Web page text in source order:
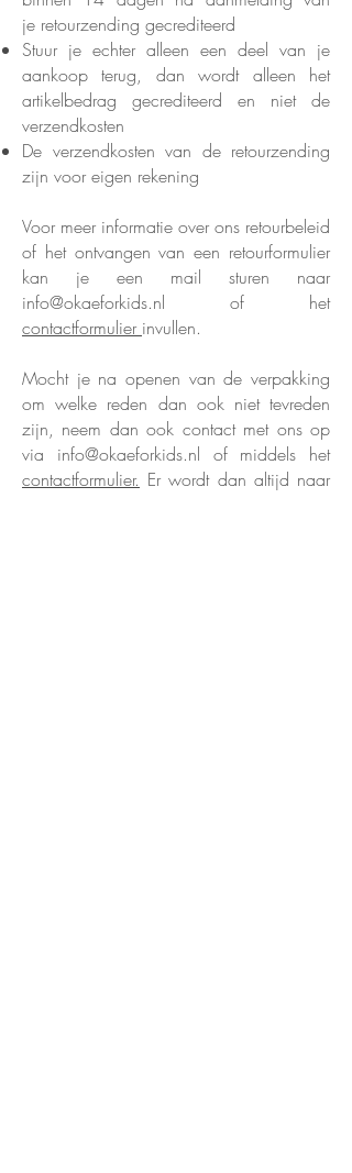
je retourzending gecrediteerd
Stuur je echter alleen een deel van je
aankoop terug, dan wordt alleen het
artikelbedrag gecrediteerd en niet de
verzendkosten
De verzendkosten van de retourzending
zijn voor eigen rekening
​Voor meer informatie over ons retourbeleid
of het ontvangen van een retourformulier
kan je een mail sturen naar
info@okaeforkids.nl of het
contactformulier invullen.
Mocht je na openen van de verpakking
om welke reden dan ook niet tevreden
zijn, neem dan ook contact met ons op
via info@okaeforkids.nl of middels het
contactformulier. Er wordt dan altijd naar